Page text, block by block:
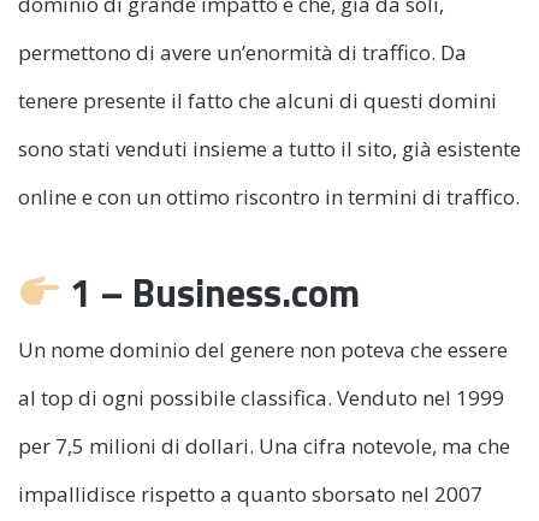
permettono di avere un’enormità di traffico. Da
tenere presente il fatto che alcuni di questi domini
sono stati venduti insieme a tutto il sito, già esistente
online e con un ottimo riscontro in termini di traffico.
1 – Business.com
Un nome dominio del genere non poteva che essere
al top di ogni possibile classifica. Venduto nel 1999
per 7,5 milioni di dollari. Una cifra notevole, ma che
impallidisce rispetto a quanto sborsato nel 2007